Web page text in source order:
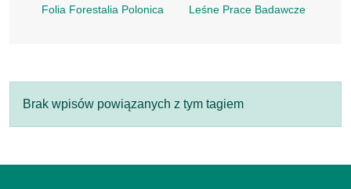
Folia Forestalia Polonica Leśne Prace Badawcze
Brak wpisów powiązanych z tym tagiem